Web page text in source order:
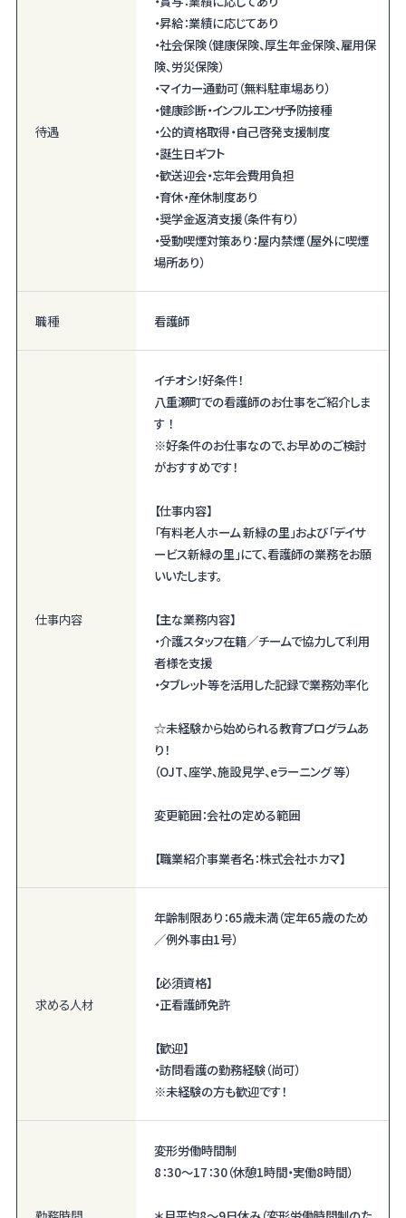
待遇
・昇給：業績に応じてあり
・社会保険（健康保険、厚生年金保険、雇用保
険、労災保険）
・マイカー通勤可（無料駐車場あり）
・健康診断・インフルエンザ予防接種
・公的資格取得・自己啓発支援制度
・誕生日ギフト
・歓送迎会・忘年会費用負担
・育休・産休制度あり
・奨学金返済支援（条件有り）
・受動喫煙対策あり：屋内禁煙（屋外に喫煙
場所あり）
職種 看護師
仕事内容
イチオシ！好条件！
八重瀬町での看護師のお仕事をご紹介しま
す ！
※好条件のお仕事なので、お早めのご検討
がおすすめです！
【仕事内容】
「有料老人ホーム 新緑の里」および「デイサ
ービス新緑の里」にて、看護師の業務をお願
いいたします。
【主な業務内容】
・介護スタッフ在籍／チームで協力して利用
者様を支援
・タブレット等を活用した記録で業務効率化
☆未経験から始められる教育プログラムあ
り！
（OJT、座学、施設見学、eラーニング 等）
変更範囲：会社の定める範囲
【職業紹介事業者名：株式会社ホカマ】
求める人材
年齢制限あり：65歳未満（定年65歳のため
／例外事由1号）
【必須資格】
・正看護師免許
【歓迎】
・訪問看護の勤務経験（尚可）
※未経験の方も歓迎です！
変形労働時間制
8：30～17：30（休憩1時間・実働8時間）